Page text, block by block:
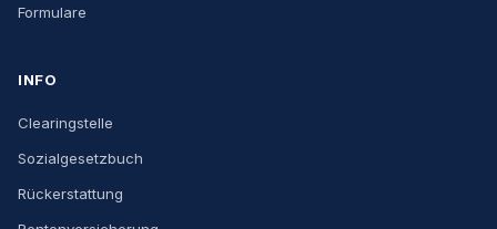
Formulare
INFO
Clearingstelle
Sozialgesetzbuch
Rückerstattung